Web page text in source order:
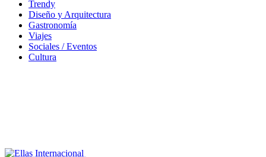
Trendy
Diseño y Arquitectura
Gastronomía
Viajes
Sociales / Eventos
Cultura